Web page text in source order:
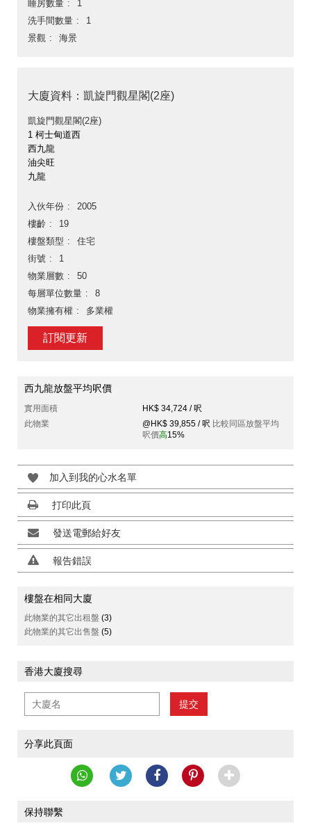
睡房數量
1
洗手間數量
1
景觀
海景
大廈資料：凱旋門觀星閣(2座)
凱旋門觀星閣(2座)
1 柯士甸道西
西九龍
油尖旺
九龍
入伙年份
2005
樓齡
19
樓盤類型
住宅
街號
1
物業層數
50
每層單位數量
8
物業擁有權
多業權
訂閱更新
西九龍放盤平均呎價
實用面積
HK$ 34,724 / 呎
此物業
@HK$ 39,855 / 呎 比較同區放盤平均
呎價高15%
加入到我的心水名單
打印此頁
發送電郵給好友
報告錯誤
樓盤在相同大廈
此物業的其它出租盤 (3)
此物業的其它出售盤 (5)
香港大廈搜尋
提交
分享此頁面
保持聯繫